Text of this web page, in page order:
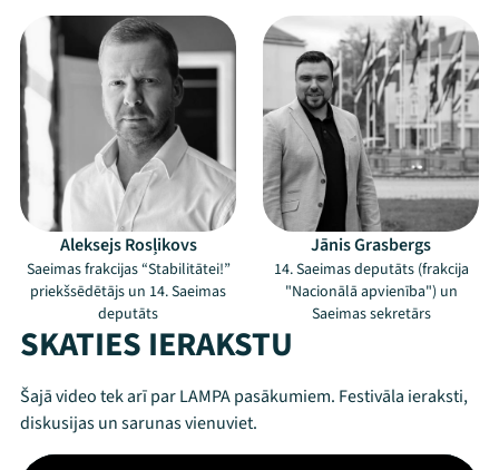
Mana programma
Festivāls
Programma
Arhīvs
Aleksejs Rosļikovs
Saeimas frakcijas “Stabilitātei!”
priekšsēdētājs un 14. Saeimas
deputāts
Jānis Grasbergs
14. Saeimas deputāts (frakcija
"Nacionālā apvienība") un
Saeimas sekretārs
SKATIES IERAKSTU
Šajā video tek arī par LAMPA pasākumiem. Festivāla ieraksti,
diskusijas un sarunas vienuviet.